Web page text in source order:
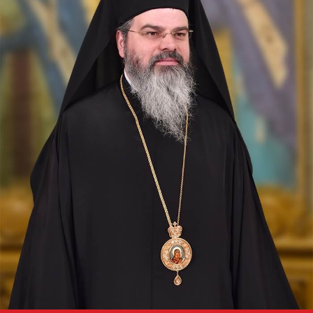
Episcopul Cizicului
Sfântul Ierarh Emilian,
mărturisitorul lui Hristos, a
trăit pe vremea împărăției lui
Leon Armeanul, luptătorul
împotriva icoanelor, și fiind el
episcop al Cizicului, de...
Sfântul Ierarh Miron,
Episcopul Cretei
Pentru o viață îmbunătățită ca
aceasta a fost pus preot al
sfintei biserici a lui Dumnezeu
și învăța popoarele sfânta
bună credință și le întărea
spre nevoințele cele...